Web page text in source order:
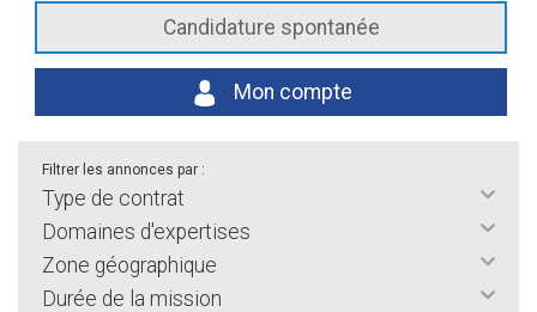
Candidature spontanée
Mon compte
Filtrer les annonces par :
Type de contrat
Domaines d'expertises
Zone géographique
Durée de la mission